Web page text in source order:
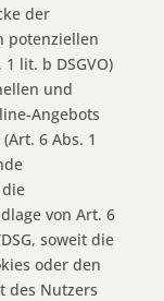
der
potenziellen
lit. b DSGVO)
und
Angebots
6 Abs. 1
von Art. 6
soweit die
oder den
des Nutzers